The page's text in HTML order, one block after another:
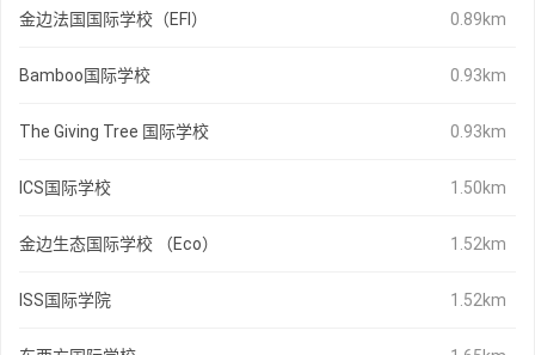
金边法国国际学校（EFI） 0.89km
Bamboo国际学校 0.93km
The Giving Tree 国际学校 0.93km
ICS国际学校 1.50km
金边生态国际学校 （Eco） 1.52km
ISS国际学院 1.52km